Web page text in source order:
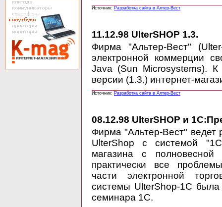
Источник: Разработка сайта в Алтер-Вест
11.12.98 UlterSHOP 1.3.
Фирма "Альтер-Вест"
электронной коммерции
Java (Sun Microsystems). К
версии (1.3.) интернет-
Источник: Разработка сайта в Алтер-Вест
08.12.98 UlterSHOP и
Фирма "Альтер-Вест" ведет
UlterShop с системой
магазина с полновесной
практически все
части электронной
системы UlterShop-1C
семинара 1С.